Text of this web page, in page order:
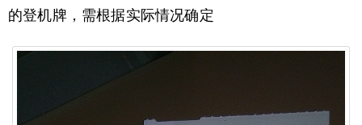
的登机牌，需根据实际情况确定